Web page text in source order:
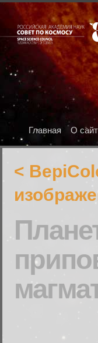
Главная О
<